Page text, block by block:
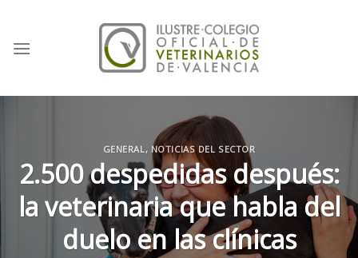
content
GENERAL, NOTICIAS DEL SECTOR
2.500 despedidas después:
la veterinaria que habla del
duelo en las clínicas